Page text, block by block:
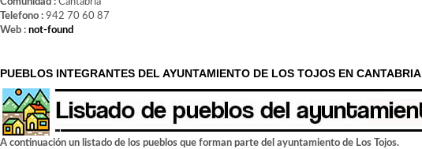
Telefono : 942 70 60 87
Web : not-found
PUEBLOS INTEGRANTES DEL AYUNTAMIENTO DE LOS TOJOS EN CANTABRIA
A continuación un listado de los pueblos que forman parte del ayuntamiento de Los Tojos.